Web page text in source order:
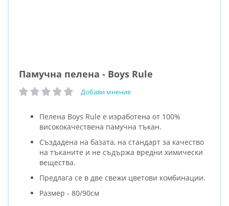
Памучна пелена - Boys Rule
рейтинг: Добави мнение
Пелена Boys Rule е изработена от 100%
висококачествена памучна тъкан.
Създадена на базата, на стандарт за качество
на тъканите и не съдържа вредни химически
вещества.
Предлага се в две свежи цветови комбинации.
Размер - 80/90см